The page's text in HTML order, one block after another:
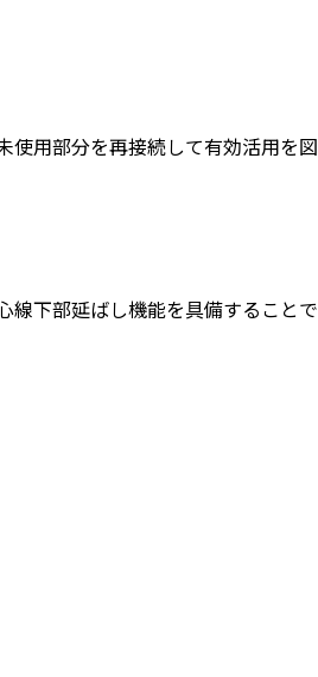
使用部分を再接続して有効活用を図
線下部延ばし機能を具備することで